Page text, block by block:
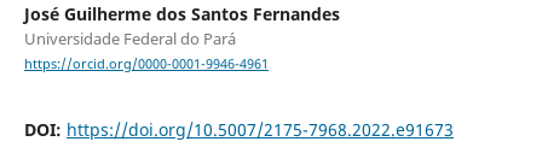
José Guilherme dos Santos Fernandes
Universidade Federal do Pará
https://orcid.org/0000-0001-9946-4961
DOI: https://doi.org/10.5007/2175-7968.2022.e91673